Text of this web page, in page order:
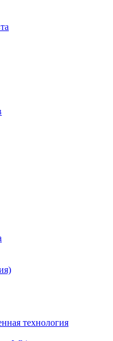
технология